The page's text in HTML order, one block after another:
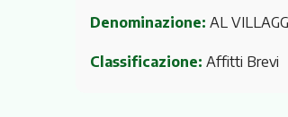
Denominazione: AL
Classificazione: Affitti Brevi